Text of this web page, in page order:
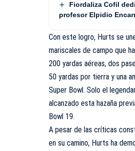
Fiordaliza Cofil
profesor Elpidio
Con este logro, Hurts se
mariscales de campo que
200 yardas aéreas, dos
50 yardas por tierra y una
Super Bowl. Solo el
alcanzado esta hazaña
Bowl 19.
A pesar de las críticas
en su camino, Hurts ha